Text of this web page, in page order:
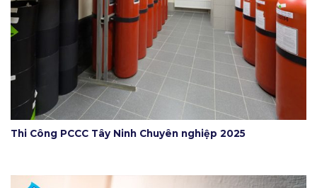
Thi Công PCCC Tây Ninh Chuyên nghiệp 2025